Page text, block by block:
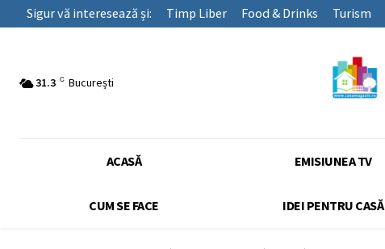
Sigur vă interesează și: Timp Liber Food & Drinks Turism
31.3 C București
ACASĂ EMISIUNEA TV
CUM SE FACE IDEI PENTRU CASĂ